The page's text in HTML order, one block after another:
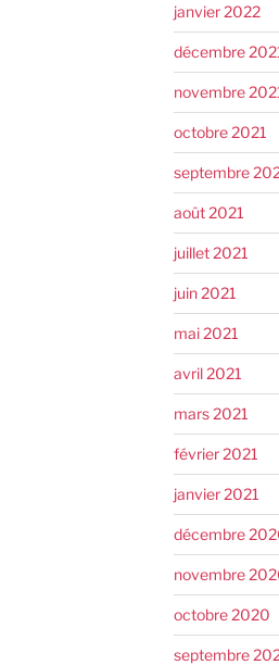
janvier 2022
décembre
novembre
octobre 2021
septembre
août 2021
juillet 2021
juin 2021
mai 2021
avril 2021
mars 2021
février 2021
janvier 2021
décembre
novembre
octobre 2020
septembre